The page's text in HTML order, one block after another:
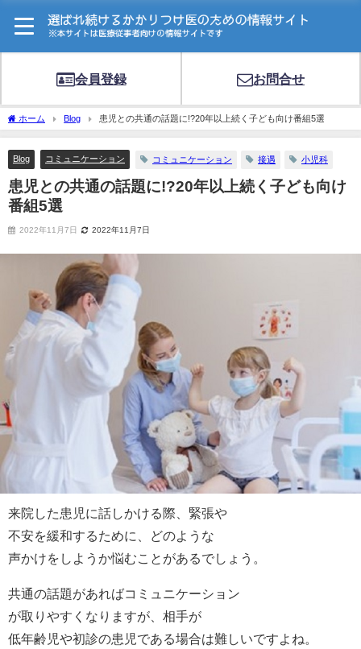
会員登録 お問合せ
ホーム Blog 患児との共通の話題に!?20年以上続く子ども向け番組5選
Blog コミュニケーション コミュニケーション 接遇 小児科
患児との共通の話題に!?20年以上続く子ども向け
番組5選
2022年11月7日 2022年11月7日
来院した患児に話しかける際、緊張や
不安を緩和するために、どのような
声かけをしようか悩むことがあるでしょう。
共通の話題があればコミュニケーション
が取りやすくなりますが、相手が
低年齢児や初診の患児である場合は難しいですよね。